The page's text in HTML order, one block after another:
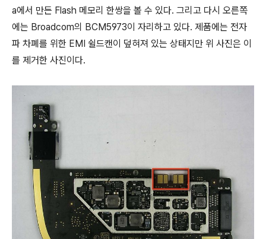
a에서 만든 Flash 메모리 한쌍을 볼 수 있다. 그리고 다시 오른쪽
에는 Broadcom의 BCM5973이 자리하고 있다. 제품에는 전자
파 차폐를 위한 EMI 쉴드캔이 덮혀져 있는 상태지만 위 사진은 이
를 제거한 사진이다.